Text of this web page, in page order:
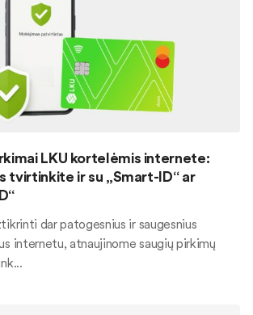
LKU kortelėmis internete:
tvirtinkite ir su „Smart-ID“ ar
dar patogesnius ir saugesnius
internetu, atnaujinome saugių pirkimų